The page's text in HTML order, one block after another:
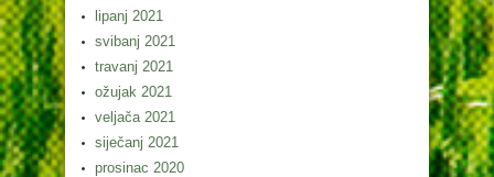
lipanj 2021
svibanj 2021
travanj 2021
ožujak 2021
veljača 2021
siječanj 2021
prosinac 2020